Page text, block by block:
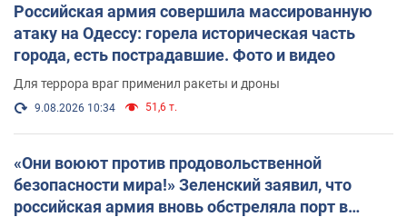
Российская армия совершила массированную
атаку на Одессу: горела историческая часть
города, есть пострадавшие. Фото и видео
Для террора враг применил ракеты и дроны
9.08.2026 10:34 51,6 т.
«Они воюют против продовольственной
безопасности мира!» Зеленский заявил, что
российская армия вновь обстреляла порт в